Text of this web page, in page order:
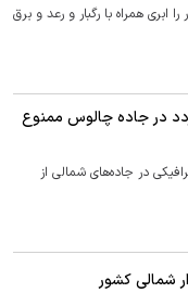
همراه با رگبار و رعد و برق
در جاده چالوس ممنوع
در جاده‌های شمالی از